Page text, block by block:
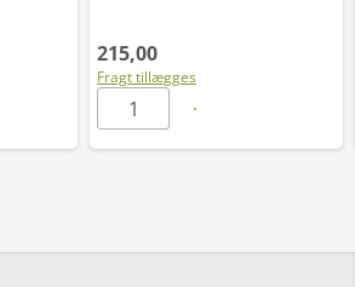
215,00
Fragt tillægges